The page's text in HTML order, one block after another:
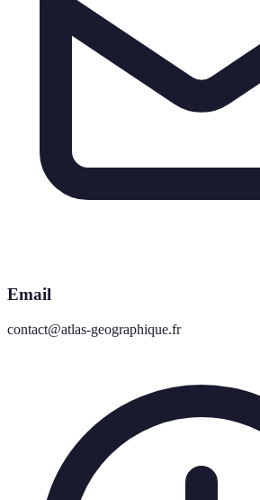
Email
contact@atlas-geographique.fr